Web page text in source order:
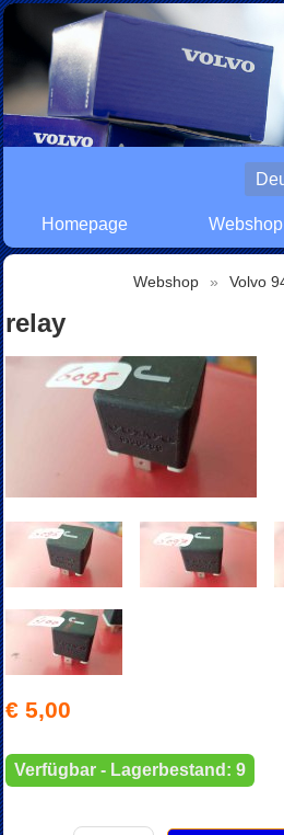
Homepage Webshop
Webshop » Volvo
relay
€ 5,00
Verfügbar - Lagerbestand: 9